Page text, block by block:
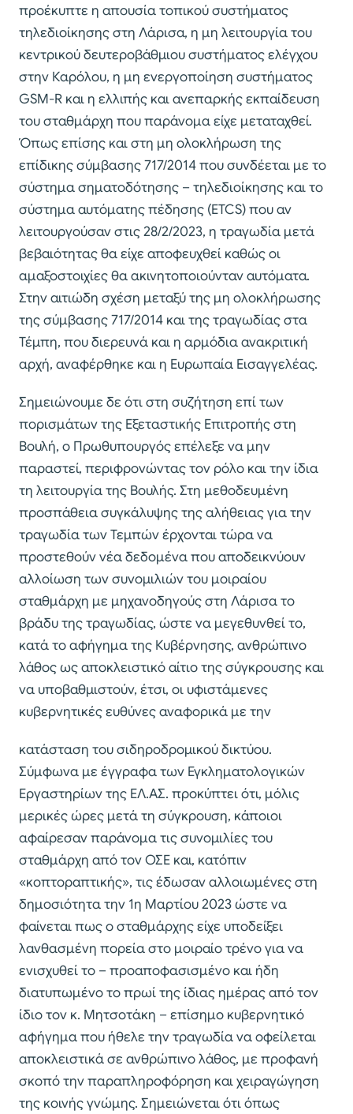
προέκυπτε η απουσία τοπικού συστήματος
τηλεδιοίκησης στη Λάρισα, η μη λειτουργία του
κεντρικού δευτεροβάθμιου συστήματος ελέγχου
στην Καρόλου, η μη ενεργοποίηση συστήματος
GSM-R και η ελλιπής και ανεπαρκής εκπαίδευση
του σταθμάρχη που παράνομα είχε μεταταχθεί.
Όπως επίσης και στη μη ολοκλήρωση της
επίδικης σύμβασης 717/2014 που συνδέεται με το
σύστημα σηματοδότησης – τηλεδιοίκησης και το
σύστημα αυτόματης πέδησης (ETCS) που αν
λειτουργούσαν στις 28/2/2023, η τραγωδία μετά
βεβαιότητας θα είχε αποφευχθεί καθώς οι
αμαξοστοιχίες θα ακινητοποιούνταν αυτόματα.
Στην αιτιώδη σχέση μεταξύ της μη ολοκλήρωσης
της σύμβασης 717/2014 και της τραγωδίας στα
Τέμπη, που διερευνά και η αρμόδια ανακριτική
αρχή, αναφέρθηκε και η Ευρωπαία Εισαγγελέας.
Σημειώνουμε δε ότι στη συζήτηση επί των
πορισμάτων της Εξεταστικής Επιτροπής στη
Βουλή, ο Πρωθυπουργός επέλεξε να μην
παραστεί, περιφρονώντας τον ρόλο και την ίδια
τη λειτουργία της Βουλής. Στη μεθοδευμένη
προσπάθεια συγκάλυψης της αλήθειας για την
τραγωδία των Τεμπών έρχονται τώρα να
προστεθούν νέα δεδομένα που αποδεικνύουν
αλλοίωση των συνομιλιών του μοιραίου
σταθμάρχη με μηχανοδηγούς στη Λάρισα το
βράδυ της τραγωδίας, ώστε να μεγεθυνθεί το,
κατά το αφήγημα της Κυβέρνησης, ανθρώπινο
λάθος ως αποκλειστικό αίτιο της σύγκρουσης και
να υποβαθμιστούν, έτσι, οι υφιστάμενες
κυβερνητικές ευθύνες αναφορικά με την
κατάσταση του σιδηροδρομικού δικτύου.
Σύμφωνα με έγγραφα των Εγκληματολογικών
Εργαστηρίων της ΕΛ.ΑΣ. προκύπτει ότι, μόλις
μερικές ώρες μετά τη σύγκρουση, κάποιοι
αφαίρεσαν παράνομα τις συνομιλίες του
σταθμάρχη από τον ΟΣΕ και, κατόπιν
«κοπτοραπτικής», τις έδωσαν αλλοιωμένες στη
δημοσιότητα την 1η Μαρτίου 2023 ώστε να
φαίνεται πως ο σταθμάρχης είχε υποδείξει
λανθασμένη πορεία στο μοιραίο τρένο για να
ενισχυθεί το – προαποφασισμένο και ήδη
διατυπωμένο το πρωί της ίδιας ημέρας από τον
ίδιο τον κ. Μητσοτάκη – επίσημο κυβερνητικό
αφήγημα που ήθελε την τραγωδία να οφείλεται
αποκλειστικά σε ανθρώπινο λάθος, με προφανή
σκοπό την παραπληροφόρηση και χειραγώγηση
της κοινής γνώμης. Σημειώνεται ότι όπως